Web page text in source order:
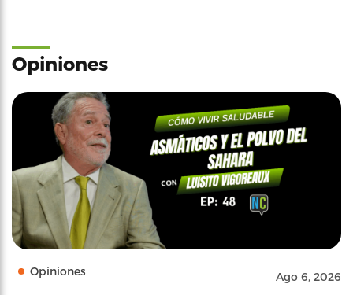
Opiniones
Opiniones Ago 6, 2026